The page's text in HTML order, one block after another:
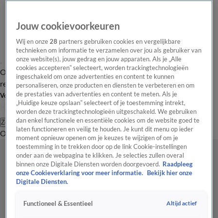
Overzicht Laatste nieuws Regionieuws Het beste van Hart
Tip de
redactie
Volg Hart van Nederland
Zoeken
OverzichtRegioUitzendingenWeerTip de redactiePanelVideo's
Jouw cookievoorkeuren
Wij en onze28 partners gebruiken cookies en vergelijkbare
technieken om informatie te verzamelen over jou als gebruiker van
onze website(s), jouw gedrag en jouw apparaten. Als je „Alle
cookies accepteren” selecteert, worden trackingtechnologieën
ingeschakeld om onze advertenties en content te kunnen
personaliseren, onze producten en diensten te verbeteren en om
de prestaties van advertenties en content te meten. Als je
„Huidige keuze opslaan” selecteert of je toestemming intrekt,
worden deze trackingtechnologieën uitgeschakeld. We gebruiken
dan enkel functionele en essentiële cookies om de website goed te
laten functioneren en veilig te houden. Je kunt dit menu op ieder
moment opnieuw openen om je keuzes te wijzigen of om je
toestemming in te trekken door op de link Cookie-instellingen
onder aan de webpagina te klikken. Je selecties zullen overal
binnen onze Digitale Diensten worden doorgevoerd. Raadpleeg
onze Cookieverklaring voor meer informatie.
Bekijk hier onze
Digitale Diensten.
Functioneel & Essentieel Altijd actief